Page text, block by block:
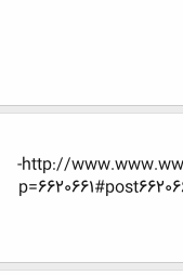
http://www.www.www.iran-eng.ir/showthread.php/469546-